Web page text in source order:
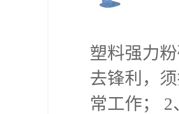
塑料强力
去锋利，
常工作；